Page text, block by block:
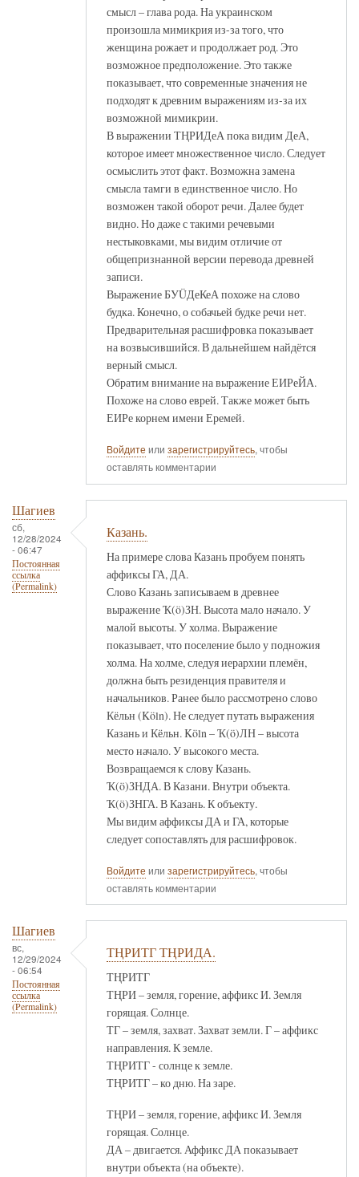
смысл – глава рода. На украинском
произошла мимикрия из-за того, что
женщина рожает и продолжает род. Это
возможное предположение. Это также
показывает, что современные значения не
подходят к древним выражениям из-за их
возможной мимикрии.
В выражении ТҢРИДеА пока видим ДеА,
которое имеет множественное число. Следует
осмыслить этот факт. Возможна замена
смысла тамги в единственное число. Но
возможен такой оборот речи. Далее будет
видно. Но даже с такими речевыми
нестыковками, мы видим отличие от
общепризнанной версии перевода древней
записи.
Выражение БУÜДеКеА похоже на слово
будка. Конечно, о собачьей будке речи нет.
Предварительная расшифровка показывает
на возвысившийся. В дальнейшем найдётся
верный смысл.
Обратим внимание на выражение ЕИРеЙА.
Похоже на слово еврей. Также может быть
ЕИРе корнем имени Еремей.
Войдите или зарегистрируйтесь, чтобы
оставлять комментарии
Шагиев
сб,
12/28/2024
- 06:47
Постоянная
ссылка
(Permalink)
Казань.
На примере слова Казань пробуем понять
аффиксы ГА, ДА.
Слово Казань записываем в древнее
выражение Ҡ(ö)ЗН. Высота мало начало. У
малой высоты. У холма. Выражение
показывает, что поселение было у подножия
холма. На холме, следуя иерархии племён,
должна быть резиденция правителя и
начальников. Ранее было рассмотрено слово
Кёльн (Köln). Не следует путать выражения
Казань и Кёльн. Köln – Ҡ(ö)ЛН – высота
место начало. У высокого места.
Возвращаемся к слову Казань.
Ҡ(ö)ЗНДА. В Казани. Внутри объекта.
Ҡ(ö)ЗНГА. В Казань. К объекту.
Мы видим аффиксы ДА и ГА, которые
следует сопоставлять для расшифровок.
Войдите или зарегистрируйтесь, чтобы
оставлять комментарии
Шагиев
вс,
12/29/2024
- 06:54
Постоянная
ссылка
(Permalink)
ТҢРИТГ ТҢРИДА.
ТҢРИТГ
ТҢРИ – земля, горение, аффикс И. Земля
горящая. Солнце.
ТГ – земля, захват. Захват земли. Г – аффикс
направления. К земле.
ТҢРИТГ - солнце к земле.
ТҢРИТГ – ко дню. На заре.
ТҢРИ – земля, горение, аффикс И. Земля
горящая. Солнце.
ДА – двигается. Аффикс ДА показывает
внутри объекта (на объекте).